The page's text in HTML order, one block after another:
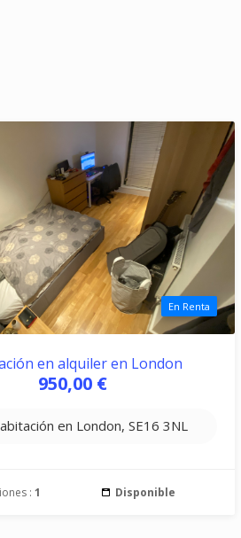
En Renta
en alquiler en London
950,00 €
en London, SE16 3NL
:1 Disponible